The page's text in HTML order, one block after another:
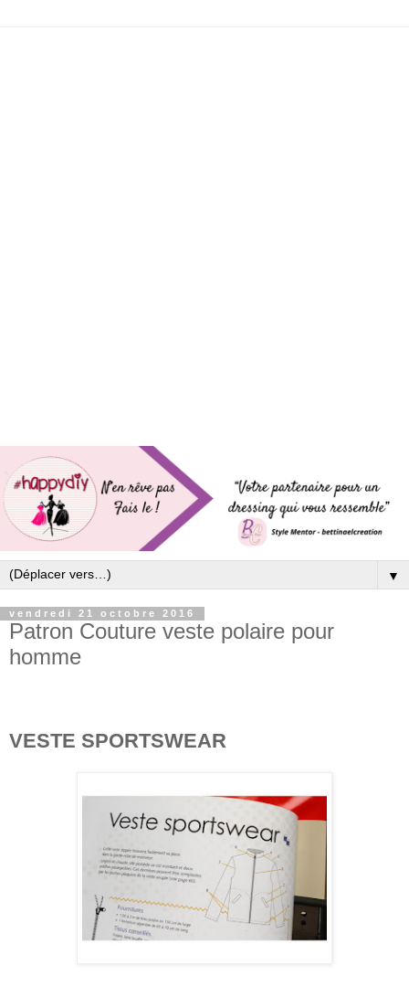
▼
vendredi 21 octobre 2016
Patron Couture veste polaire pour
homme
VESTE SPORTSWEAR